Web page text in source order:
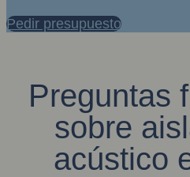
Pedir presupuesto
Preguntas
sobre
acústico